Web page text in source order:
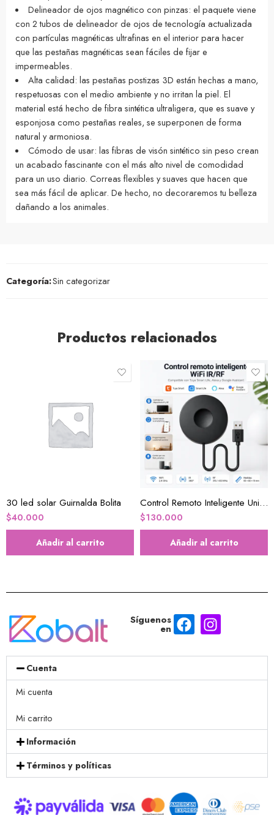
Delineador de ojos magnético con pinzas: el paquete viene
con 2 tubos de delineador de ojos de tecnología actualizada
con partículas magnéticas ultrafinas en el interior para hacer
que las pestañas magnéticas sean fáciles de fijar e
impermeables.
Alta calidad: las pestañas postizas 3D están hechas a mano,
respetuosas con el medio ambiente y no irritan la piel. El
material está hecho de fibra sintética ultraligera, que es suave y
esponjosa como pestañas reales, se superponen de forma
natural y armoniosa.
Cómodo de usar: las fibras de visón sintético sin peso crean
un acabado fascinante con el más alto nivel de comodidad
para un uso diario. Correas flexibles y suaves que hacen que
sea más fácil de aplicar. De hecho, no decoraremos tu belleza
dañando a los animales.
Categoría:Sin categorizar
Productos relacionados
30 led solar Guirnalda Bolita
$40.000
Añadir al carrito
Control Remoto Inteligente Universal IR/RF Wi-Fi funciona con Alexa y Google home
$130.000
Añadir al carrito
Síguenos
en
Cuenta
Mi cuenta
Mi carrito
Información
Términos y políticas